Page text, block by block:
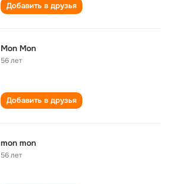
Добавить в друзья
Mon Mon
56 лет
Добавить в друзья
mon mon
56 лет